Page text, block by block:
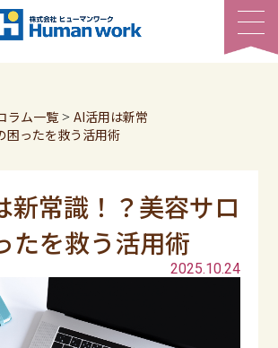
ラム一覧 > AI活用は新常
困ったを救う活用術
新常識！？美容サロ
たを救う活用術
2025.10.24